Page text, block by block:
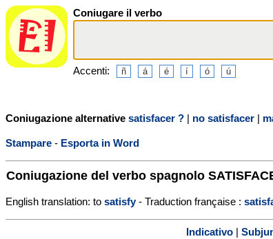
Coniugare il verbo
Accenti:
Coniugazione alternative satisfacer ? | no satisfacer |
Stampare - Esporta in Word
Coniugazione del verbo spagnolo
English translation: to satisfy- Traduction française :
Indicativo